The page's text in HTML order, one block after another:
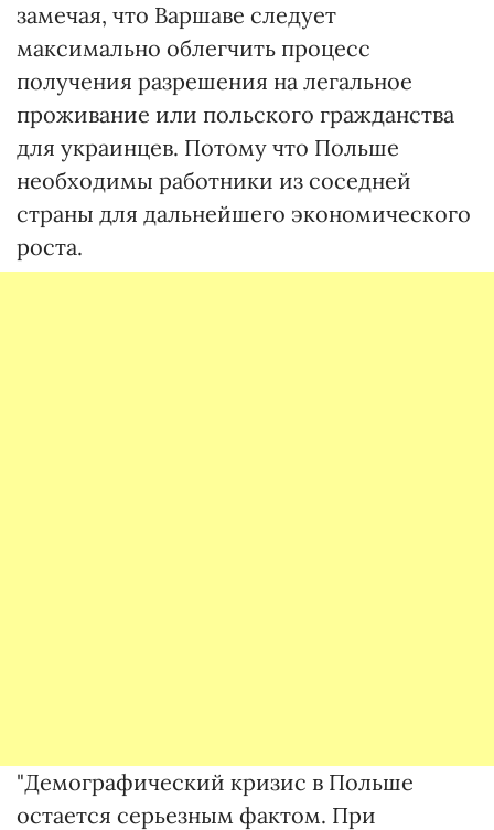
замечая, что Варшаве следует
максимально облегчить процесс
получения разрешения на легальное
проживание или польского гражданства
для украинцев. Потому что Польше
необходимы работники из соседней
страны для дальнейшего экономического
роста.
"Демографический кризис в Польше
остается серьезным фактом. При